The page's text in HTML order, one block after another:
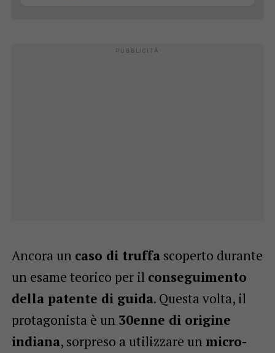
Ancora un caso di truffascoperto durante
un esame teorico per il conseguimento
della patente di guida. Questa volta, il
protagonista è un 30enne di origine
indiana, sorpreso a utilizzare unmicro-